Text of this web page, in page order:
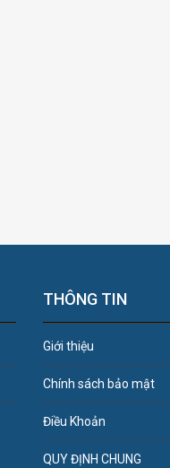
THÔNG TIN
Giới thiệu
Chính sách bảo mật
Điều Khoản
QUY ĐỊNH CHUNG